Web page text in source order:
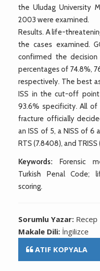
the Uludag University
2003 were examined.
Results. A life-
the cases examined.
confirmed the
percentages of 74.8%,
respectively. The best
ISS in the cut-off
93.6% specificity. All
fracture officially
an ISS of 5, a NISS of 6
RTS (7.8408), and TRISS
Keywords: Forensic
Turkish Penal Code;
scoring.
Sorumlu Yazar: Recep
Makale Dili: İngilizce
ATIF KOPYALA